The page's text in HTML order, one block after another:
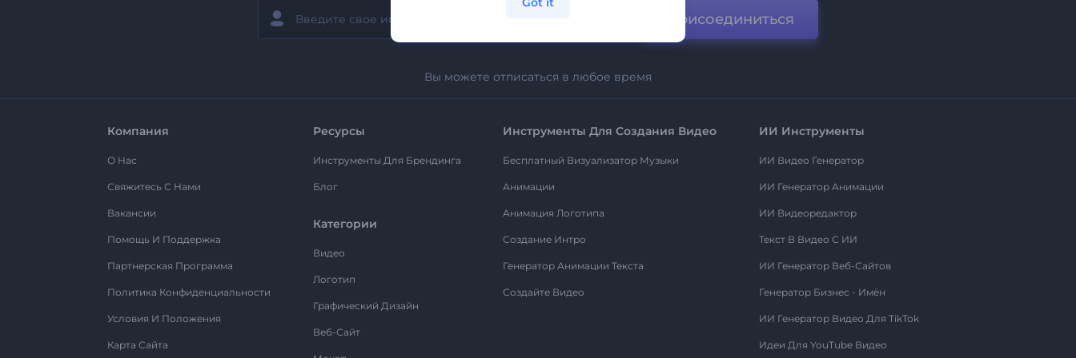
Присоединиться
Вы можете отписаться в любое время
Компания
О Нас
Свяжитесь С Нами
Вакансии
Помощь И Поддержка
Партнерская Программа
Политика Конфиденциальности
Условия И Положения
Карта Сайта
Ресурсы
Инструменты Для Брендинга
Блог
Категории
Видео
Логотип
Графический Дизайн
Веб-Сайт
Инструменты Для Создания Видео
Бесплатный Визуализатор Музыки
Анимации
Анимация Логотипа
Создание Интро
Генератор Анимации Текста
Создайте Видео
ИИ Инструменты
ИИ Видео Генератор
ИИ Генератор Анимации
ИИ Видеоредактор
Текст В Видео С ИИ
ИИ Генератор Веб-Сайтов
Генератор Бизнес - Имён
ИИ Генератор Видео Для TikTok
Идеи Для YouTube Видео